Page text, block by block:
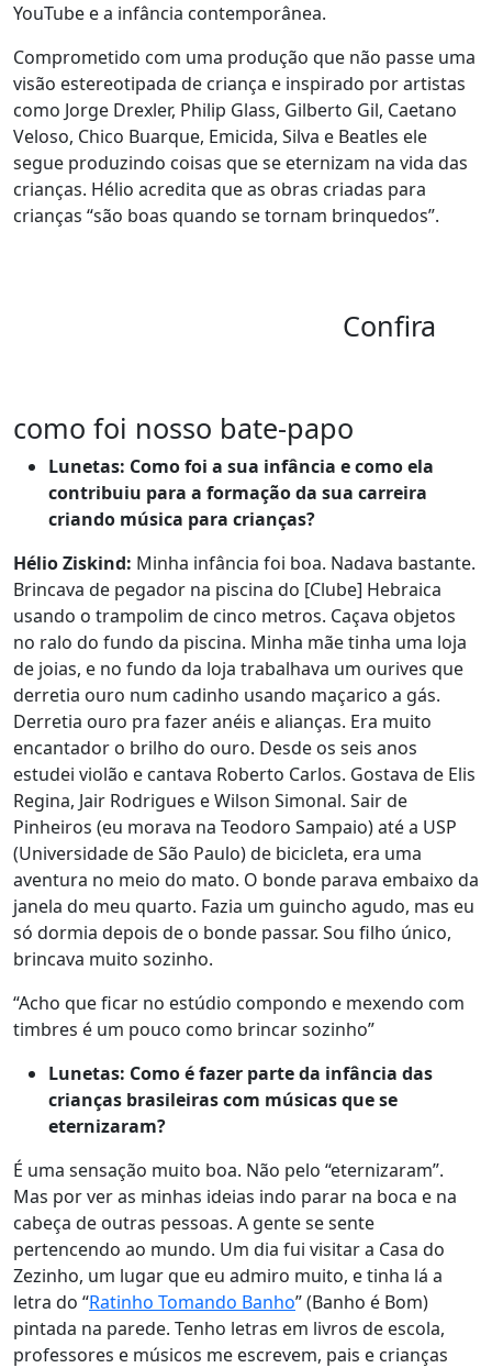
YouTube e a infância contemporânea.
Comprometido com uma produção que não passe uma
visão estereotipada de criança e inspirado por artistas
como Jorge Drexler, Philip Glass, Gilberto Gil, Caetano
Veloso, Chico Buarque, Emicida, Silva e Beatles ele
segue produzindo coisas que se eternizam na vida das
crianças. Hélio acredita que as obras criadas para
crianças “são boas quando se tornam brinquedos”.
Confira
como foi nosso bate-papo
Lunetas: Como foi a sua infância e como ela
contribuiu para a formação da sua carreira
criando música para crianças?
Hélio Ziskind: Minha infância foi boa. Nadava bastante.
Brincava de pegador na piscina do [Clube] Hebraica
usando o trampolim de cinco metros. Caçava objetos
no ralo do fundo da piscina. Minha mãe tinha uma loja
de joias, e no fundo da loja trabalhava um ourives que
derretia ouro num cadinho usando maçarico a gás.
Derretia ouro pra fazer anéis e alianças. Era muito
encantador o brilho do ouro. Desde os seis anos
estudei violão e cantava Roberto Carlos. Gostava de Elis
Regina, Jair Rodrigues e Wilson Simonal. Sair de
Pinheiros (eu morava na Teodoro Sampaio) até a USP
(Universidade de São Paulo) de bicicleta, era uma
aventura no meio do mato. O bonde parava embaixo da
janela do meu quarto. Fazia um guincho agudo, mas eu
só dormia depois de o bonde passar. Sou filho único,
brincava muito sozinho.
“Acho que ficar no estúdio compondo e mexendo com
timbres é um pouco como brincar sozinho”
Lunetas: Como é fazer parte da infância das
crianças brasileiras com músicas que se
eternizaram?
É uma sensação muito boa. Não pelo “eternizaram”.
Mas por ver as minhas ideias indo parar na boca e na
cabeça de outras pessoas. A gente se sente
pertencendo ao mundo. Um dia fui visitar a Casa do
Zezinho, um lugar que eu admiro muito, e tinha lá a
letra do “Ratinho Tomando Banho” (Banho é Bom)
pintada na parede. Tenho letras em livros de escola,
professores e músicos me escrevem, pais e crianças